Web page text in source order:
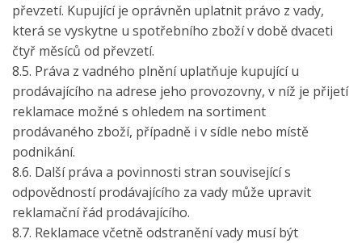
převzetí. Kupující je oprávněn uplatnit právo z vady,
která se vyskytne u spotřebního zboží v době dvaceti
čtyř měsíců od převzetí.
8.5. Práva z vadného plnění uplatňuje kupující u
prodávajícího na adrese jeho provozovny, v níž je přijetí
reklamace možné s ohledem na sortiment
prodávaného zboží, případně i v sídle nebo místě
podnikání.
8.6. Další práva a povinnosti stran související s
odpovědností prodávajícího za vady může upravit
reklamační řád prodávajícího.
8.7. Reklamace včetně odstranění vady musí být